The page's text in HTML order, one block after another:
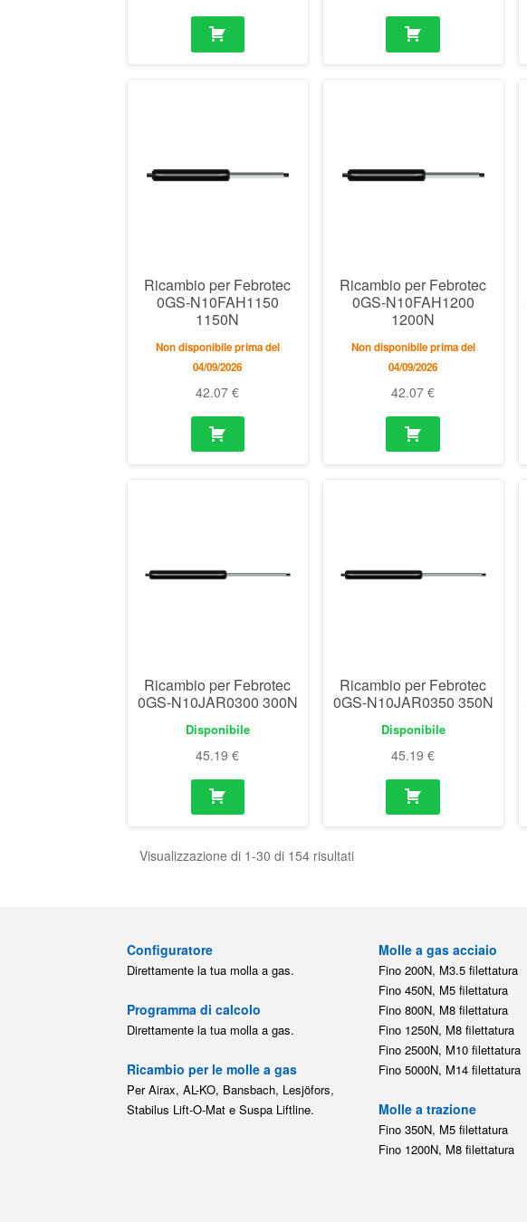
Ricambio per Febrotec
0GS-N10FAH1150
1150N
Non disponibile prima del
04/09/2026
42.07€
Ricambio per Febrotec
0GS-N10FAH1200
1200N
Non disponibile prima del
04/09/2026
42.07€
Ricambio per Febrotec
0GS-N10JAR0300 300N
Disponibile
45.19€
Ricambio per Febrotec
0GS-N10JAR0350 350N
Disponibile
45.19€
Visualizzazione di 1-30 di 154 risultati
Configuratore
Direttamente la tua molla a gas.
Programma di calcolo
Direttamente la tua molla a gas.
Ricambio per le molle a gas
Per Airax, AL-KO, Bansbach, Lesjöfors,
Stabilus Lift-O-Mat e Suspa Liftline.
Molle a gas acciaio
Fino 200N, M3.5 filettatura
Fino 450N, M5 filettatura
Fino 800N, M8 filettatura
Fino 1250N, M8 filettatura
Fino 2500N, M10 filettatura
Fino 5000N, M14 filettatura
Molle a trazione
Fino 350N, M5 filettatura
Fino 1200N, M8 filettatura